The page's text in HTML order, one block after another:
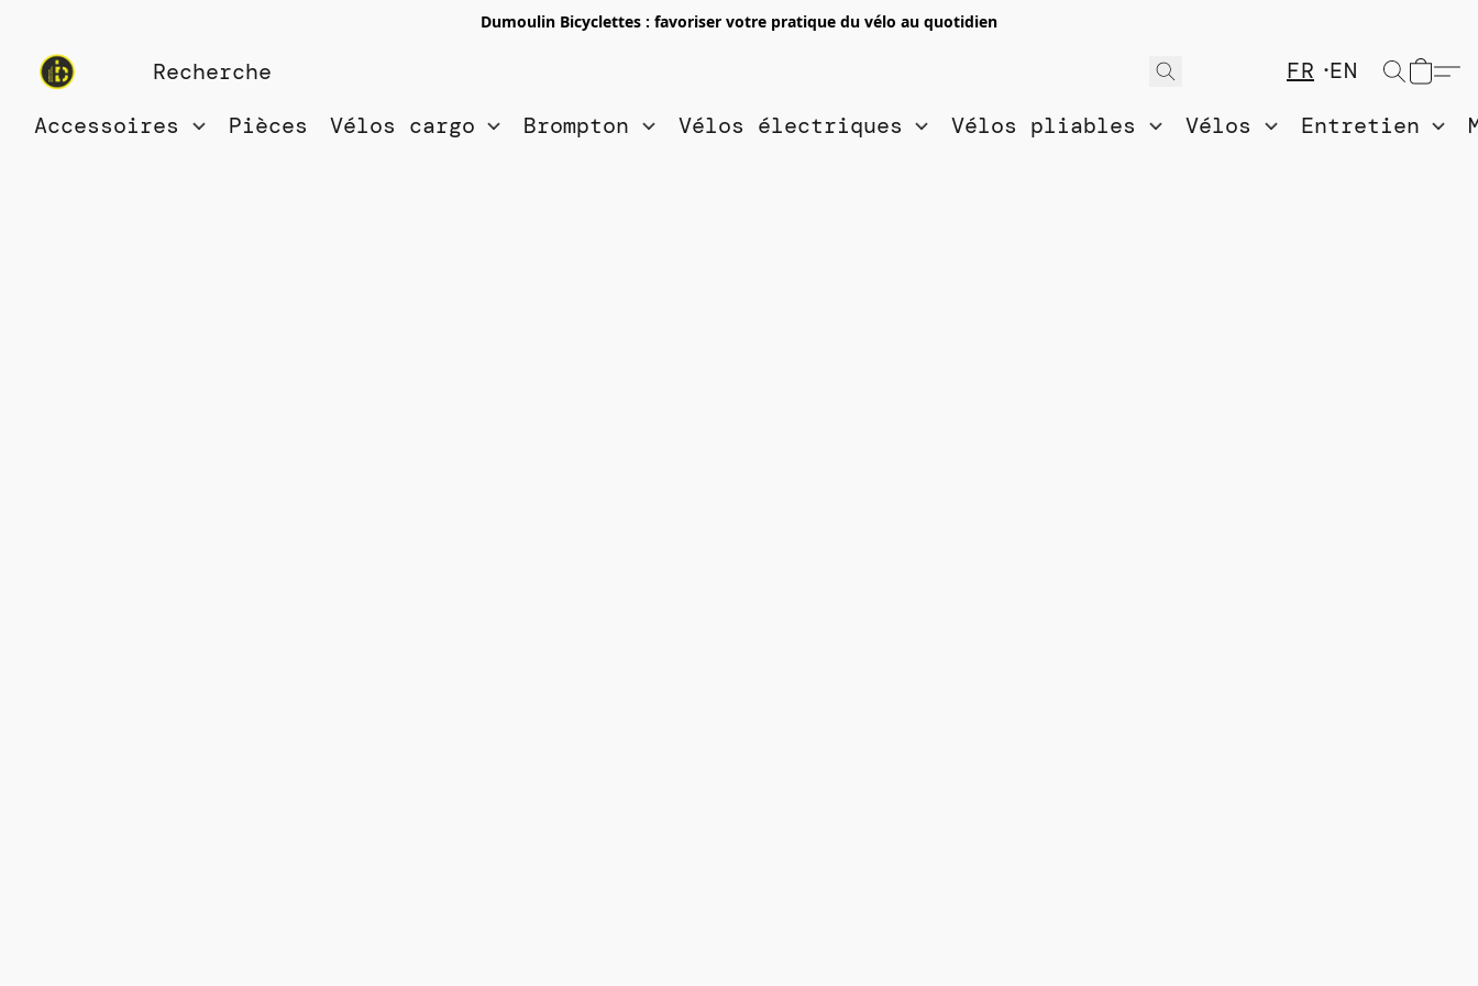
Dumoulin Bicyclettes : favoriser votre pratique du vélo au quotidien
FR
EN
Accessoires
Pièces Vélos cargo Brompton Vélos électriques Vélos pliables Vélos Entretien